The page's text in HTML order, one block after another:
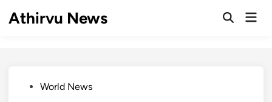
Athirvu News
OpenMain
PostedWorld News